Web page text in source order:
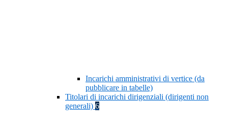
Incarichi amministrativi di vertice (da
pubblicare in tabelle)
Titolari di incarichi dirigenziali (dirigenti non
generali) 6